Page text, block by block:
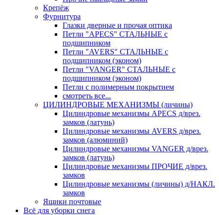
Крепёж
Фурнитура
Глазки дверные и прочая оптика
Петли "APECS" СТАЛЬНЫЕ с
подшипником
Петли "AVERS" СТАЛЬНЫЕ с
подшипником (эконом)
Петли "VANGER" СТАЛЬНЫЕ с
подшипником (эконом)
Петли с полимерным покрытием
смотреть все...
ЦИЛИНДРОВЫЕ МЕХАНИЗМЫ (личины)
Цилиндровые механизмы APECS д/врез.
замков (латунь)
Цилиндровые механизмы AVERS д/врез.
замков (алюминий)
Цилиндровые механизмы VANGER д/врез.
замков (латунь)
Цилиндровые механизмы ПРОЧИЕ д/врез.
замков
Цилиндровые механизмы (личины) д/НАКЛ.
замков
Ящики почтовые
Всё для уборки снега